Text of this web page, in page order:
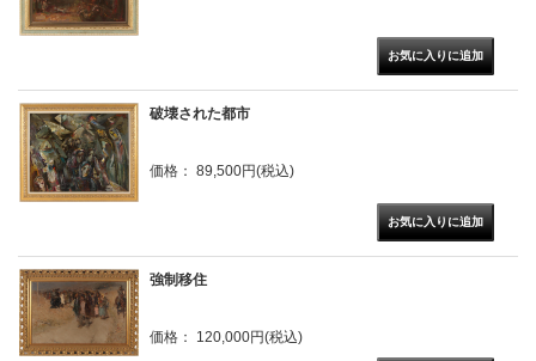
破壊された都市
価格： 89,500円(税込)
強制移住
価格： 120,000円(税込)